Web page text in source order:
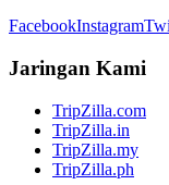
FacebookInstagram
Jaringan Kami
TripZilla.com
TripZilla.in
TripZilla.my
TripZilla.ph